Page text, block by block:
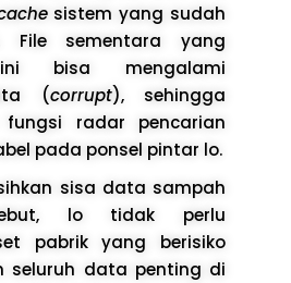
sistem yang sudah
File sementara yang
bisa mengalami
(corrupt), sehingga
fungsi radar pencarian
pada ponsel pintar lo.
sisa data sampah
lo tidak perlu
pabrik yang berisiko
seluruh data penting di